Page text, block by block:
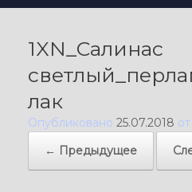
1XN_Салинас
лак
Опубликовано 25.07.2018 от
← Предыдущее